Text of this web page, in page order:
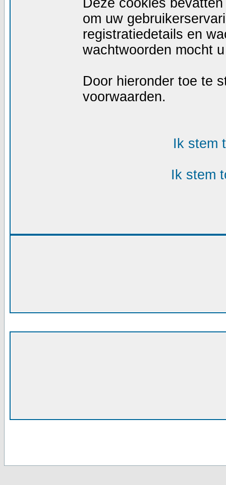
Deze cookies
om uw
registratiedetails en
wachtwoorden mocht
Door hieronder toe te
voorwaarden.
Ik stem
Ik stem